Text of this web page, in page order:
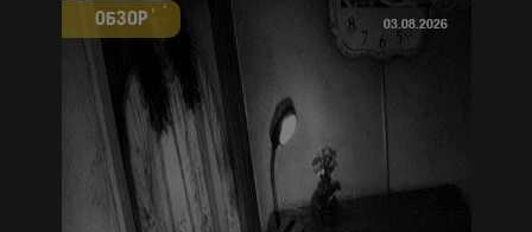
ОБЗОР 03.08.2026